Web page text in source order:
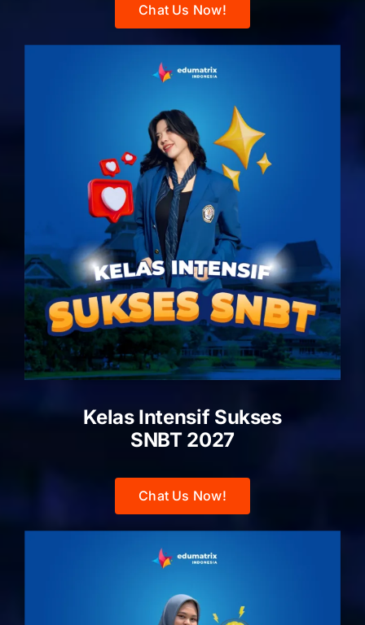
Chat Us Now!
Kelas Intensif Sukses
SNBT 2027
Chat Us Now!